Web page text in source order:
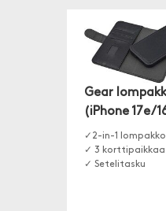
Gear
(iPhone 17e/
✓2-in-1
✓ 3 korttipaikkaa
✓ Setelitasku